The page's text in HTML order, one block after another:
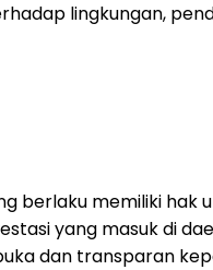
lingkungan,
berlaku memiliki hak
yang masuk di
dan transparan